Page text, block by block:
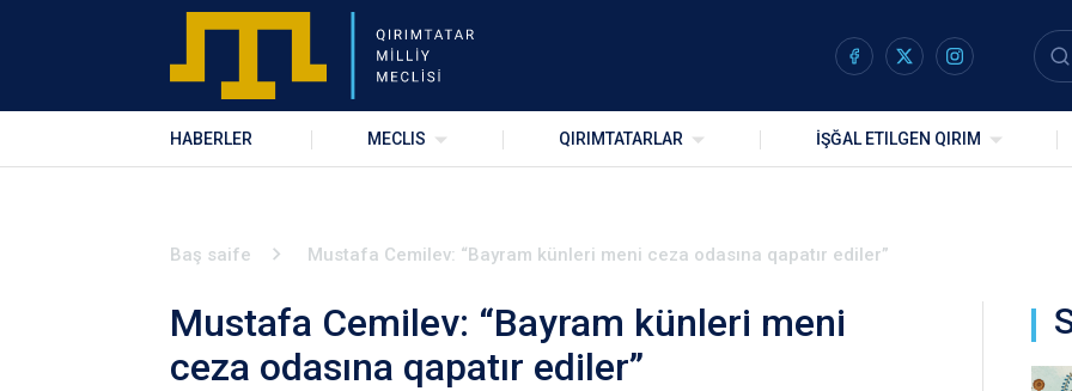
HABERLER MECLIS QIRIMTATARLAR İŞĞAL ETILGEN QIRIM
Baş saife Mustafa Cemilev: “Bayram künleri meni ceza odasına qapatır ediler”
Mustafa Cemilev: “Bayram künleri meni
ceza odasına qapatır ediler”